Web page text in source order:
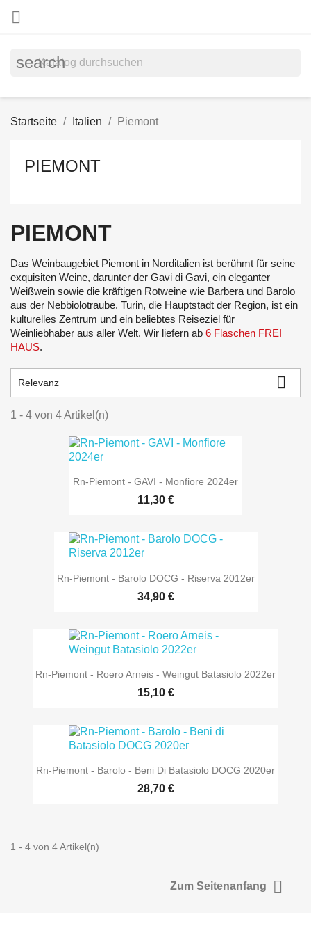

search
Startseite Italien Piemont
PIEMONT
PIEMONT
Das Weinbaugebiet Piemont in Norditalien ist berühmt für seine
exquisiten Weine, darunter der Gavi di Gavi, ein eleganter
Weißwein sowie die kräftigen Rotweine wie Barbera und Barolo
aus der Nebbiolotraube. Turin, die Hauptstadt der Region, ist ein
kulturelles Zentrum und ein beliebtes Reiseziel für
Weinliebhaber aus aller Welt. Wir liefern ab 6 Flaschen FREI
HAUS.
Relevanz 
1 - 4 von 4 Artikel(n)
Rn-Piemont - GAVI - Monfiore 2024er
11,30 €
Rn-Piemont - Barolo DOCG - Riserva 2012er
34,90 €
Rn-Piemont - Roero Arneis - Weingut Batasiolo 2022er
15,10 €
Rn-Piemont - Barolo - Beni Di Batasiolo DOCG 2020er
28,70 €
1 - 4 von 4 Artikel(n)
Zum Seitenanfang 